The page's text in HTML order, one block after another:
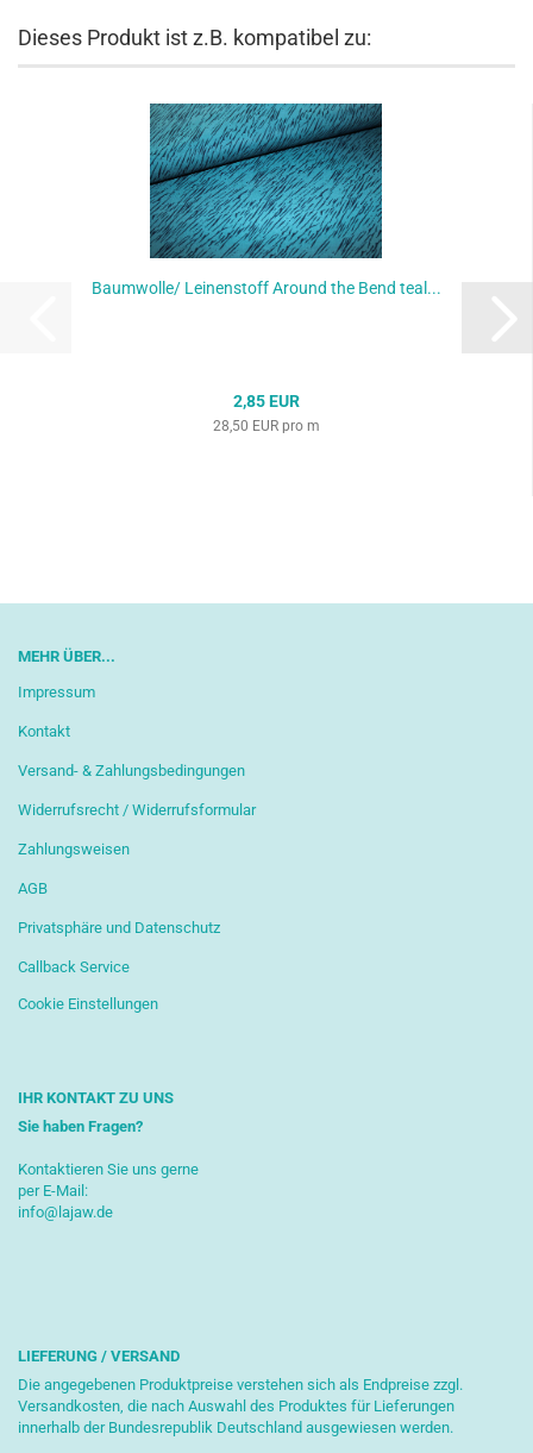
Dieses Produkt ist z.B. kompatibel zu:
Baumwolle/ Leinenstoff Around the Bend teal...
2,85 EUR
28,50 EUR pro m
MEHR ÜBER...
Impressum
Kontakt
Versand- & Zahlungsbedingungen
Widerrufsrecht / Widerrufsformular
Zahlungsweisen
AGB
Privatsphäre und Datenschutz
Callback Service
Cookie Einstellungen
IHR KONTAKT ZU UNS
Sie haben Fragen?
Kontaktieren Sie uns gerne
per E-Mail:
info@lajaw.de
LIEFERUNG / VERSAND
Die angegebenen Produktpreise verstehen sich als Endpreise zzgl.
Versandkosten, die nach Auswahl des Produktes für Lieferungen
innerhalb der Bundesrepublik Deutschland ausgewiesen werden.